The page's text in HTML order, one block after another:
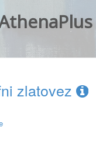
zlatovez